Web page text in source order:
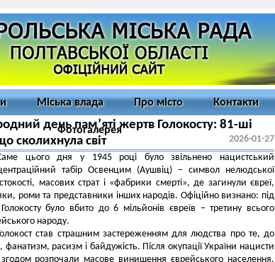
Міська влада Про місто Контакти
Фотогалерея
день пам’яті жертв Голокосту: 81-ші
сколихнула світ
2026-01-27
цього дня у 1945 році було звільнено нацистський
табір Освенцим (Аушвіц) – символ нелюдської
масових страт і «фабрики смерті», де загинули євреї,
роми та представники інших народів. Офіційно визнано: під
було вбито до 6 мільйонів євреїв – третину всього
народу.
став страшним застереженням для людства про те, до
расизм і байдужість. Після окупації України нацисти
розпочали масове винищення єврейського населення.